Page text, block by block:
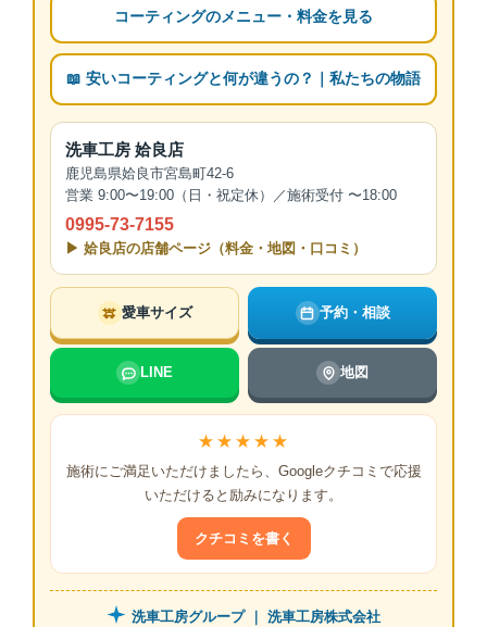
コーティングのメニュー・料金を見る
📖 安いコーティングと何が違うの？｜私たちの物語
洗車工房 姶良店
鹿児島県姶良市宮島町42-6
営業 9:00〜19:00（日・祝定休）／施術受付 〜18:00
0995-73-7155
▶ 姶良店の店舗ページ（料金・地図・口コミ）
愛車サイズ 予約・相談
LINE 地図
★★★★★
施術にご満足いただけましたら、Googleクチコミで応援
いただけると励みになります。
クチコミを書く
洗車工房グループ ｜ 洗車工房株式会社